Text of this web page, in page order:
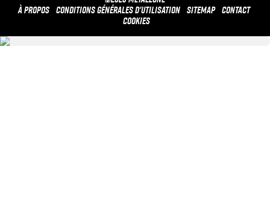
À propos Conditions générales d'utilisation Sitemap Contact
Cookies